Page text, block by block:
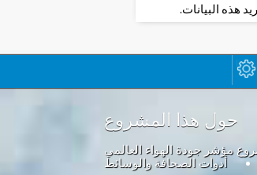
هذه البيانات.
حول هذا المشروع
مؤشر جودة الهواء العالمي
أدوات الصحافة والوسائط